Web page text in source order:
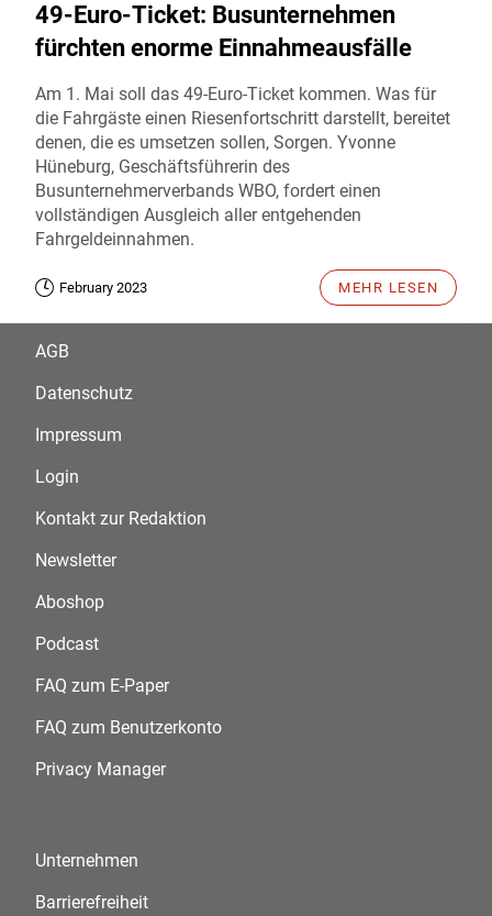
49-Euro-Ticket: Busunternehmen
fürchten enorme Einnahmeausfälle
Am 1. Mai soll das 49-Euro-Ticket kommen. Was für
die Fahrgäste einen Riesenfortschritt darstellt, bereitet
denen, die es umsetzen sollen, Sorgen. Yvonne
Hüneburg, Geschäftsführerin des
Busunternehmerverbands WBO, fordert einen
vollständigen Ausgleich aller entgehenden
Fahrgeldeinnahmen.
February 2023 MEHR LESEN
AGB
Datenschutz
Impressum
Login
Kontakt zur Redaktion
Newsletter
Aboshop
Podcast
FAQ zum E-Paper
FAQ zum Benutzerkonto
Privacy Manager
Unternehmen
Barrierefreiheit